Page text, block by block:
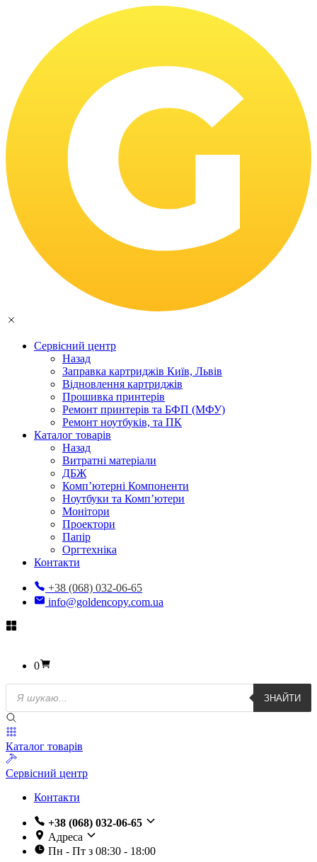
Сервісний центр
Назад
Заправка картриджів Київ, Львів
Відновлення картриджів
Прошивка принтерів
Ремонт принтерів та БФП (МФУ)
Ремонт ноутбуків, та ПК
Каталог товарів
Назад
Витратні матеріали
ДБЖ
Комп’ютерні Компоненти
Ноутбуки та Комп’ютери
Монітори
Проектори
Папір
Оргтехніка
Контакти
+38 (068) 032-06-65
info@goldencopy.com.ua
0
Пошук
товарів
ЗНАЙТИ
Каталог товарів
Сервісний центр
Контакти
+38 (068) 032-06-65
Адреса
Пн - Пт з 08:30 - 18:00